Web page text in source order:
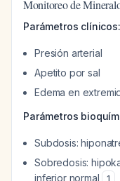
Monitoreo de
Parámetros clínicos:
Presión arterial
Apetito por sal
Edema en
Parámetros
Subdosis:
Sobredosis:
inferior normal
1